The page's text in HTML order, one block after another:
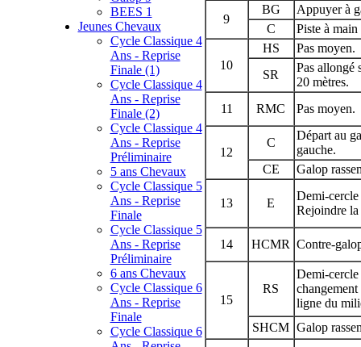
BEES 1
Jeunes Chevaux
Cycle Classique 4
Ans - Reprise
Finale (1)
Cycle Classique 4
Ans - Reprise
Finale (2)
Cycle Classique 4
Ans - Reprise
Préliminaire
5 ans Chevaux
Cycle Classique 5
Ans - Reprise
Finale
Cycle Classique 5
Ans - Reprise
Préliminaire
6 ans Chevaux
Cycle Classique 6
Ans - Reprise
Finale
Cycle Classique 6
9
BG
Appuyer à
C
Piste à main
10
HS
Pas moyen.
SR
Pas allongé
20 mètres.
11
RMC Pas moyen.
12
C
Départ au
gauche.
CE
Galop
13 E
Demi-cercle
Rejoindre
14 HCMR Contre-
15
RS
Demi-cercle
ligne du
SHCM Galop